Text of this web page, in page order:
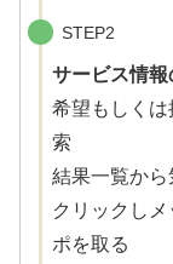
STEP2
サービス情報
希望もしく
索
結果一覧か
クリックし
ポを取る